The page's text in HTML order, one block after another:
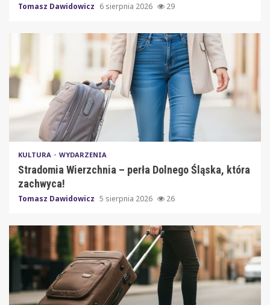
Tomasz Dawidowicz 6 sierpnia 2026 29
KULTURA WYDARZENIA
Stradomia Wierzchnia – perła Dolnego Śląska, która
zachwyca!
Tomasz Dawidowicz 5 sierpnia 2026 26